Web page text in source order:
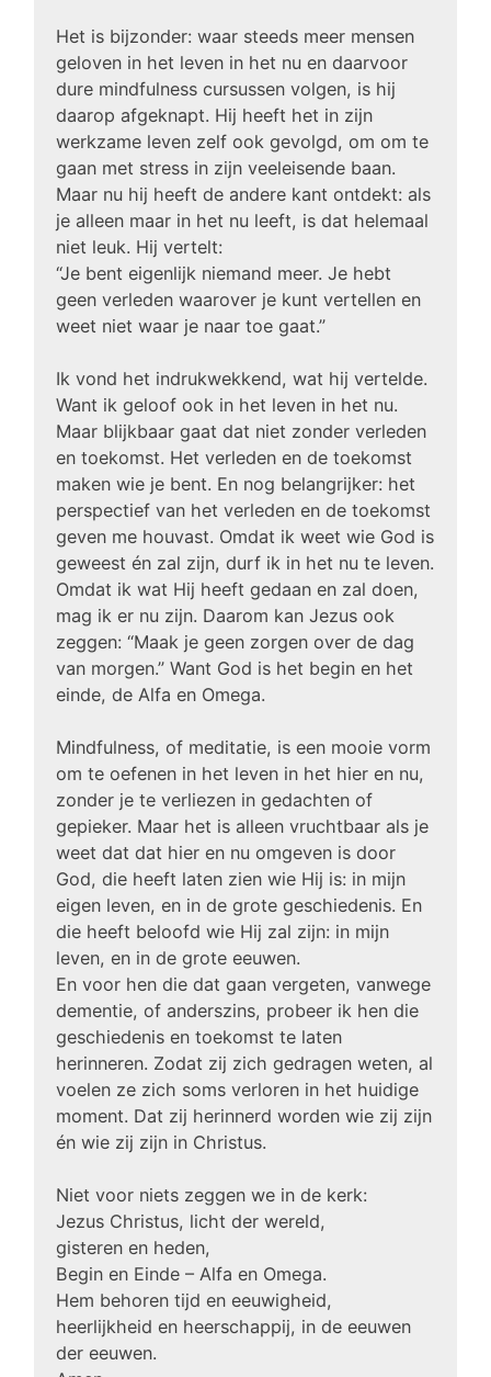
Het is bijzonder: waar steeds meer mensen
geloven in het leven in het nu en daarvoor
dure mindfulness cursussen volgen, is hij
daarop afgeknapt. Hij heeft het in zijn
werkzame leven zelf ook gevolgd, om om te
gaan met stress in zijn veeleisende baan.
Maar nu hij heeft de andere kant ontdekt: als
je alleen maar in het nu leeft, is dat helemaal
niet leuk. Hij vertelt:
“Je bent eigenlijk niemand meer. Je hebt
geen verleden waarover je kunt vertellen en
weet niet waar je naar toe gaat.”
Ik vond het indrukwekkend, wat hij vertelde.
Want ik geloof ook in het leven in het nu.
Maar blijkbaar gaat dat niet zonder verleden
en toekomst. Het verleden en de toekomst
maken wie je bent. En nog belangrijker: het
perspectief van het verleden en de toekomst
geven me houvast. Omdat ik weet wie God is
geweest én zal zijn, durf ik in het nu te leven.
Omdat ik wat Hij heeft gedaan en zal doen,
mag ik er nu zijn. Daarom kan Jezus ook
zeggen: “Maak je geen zorgen over de dag
van morgen.” Want God is het begin en het
einde, de Alfa en Omega.
Mindfulness, of meditatie, is een mooie vorm
om te oefenen in het leven in het hier en nu,
zonder je te verliezen in gedachten of
gepieker. Maar het is alleen vruchtbaar als je
weet dat dat hier en nu omgeven is door
God, die heeft laten zien wie Hij is: in mijn
eigen leven, en in de grote geschiedenis. En
die heeft beloofd wie Hij zal zijn: in mijn
leven, en in de grote eeuwen.
En voor hen die dat gaan vergeten, vanwege
dementie, of anderszins, probeer ik hen die
geschiedenis en toekomst te laten
herinneren. Zodat zij zich gedragen weten, al
voelen ze zich soms verloren in het huidige
moment. Dat zij herinnerd worden wie zij zijn
én wie zij zijn in Christus.
Niet voor niets zeggen we in de kerk:
Jezus Christus, licht der wereld,
gisteren en heden,
Begin en Einde – Alfa en Omega.
Hem behoren tijd en eeuwigheid,
heerlijkheid en heerschappij, in de eeuwen
der eeuwen.